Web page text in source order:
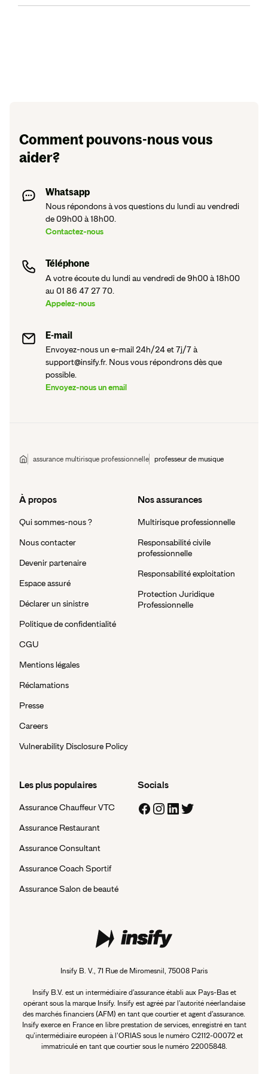
Comment pouvons-nous vous
aider?
Whatsapp
Nous répondons à vos questions du lundi au vendredi
de 09h00 à 18h00.
Contactez-nous
Téléphone
A votre écoute du lundi au vendredi de 9h00 à 18h00
au 01 86 47 27 70.
Appelez-nous
E-mail
Envoyez-nous un e-mail 24h/24 et 7j/7 à
support@insify.fr. Nous vous répondrons dès que
possible.
Envoyez-nous un email
assurance multirisque professionnelle professeur de musique
À propos
Qui sommes-nous ?
Nous contacter
Devenir partenaire
Espace assuré
Déclarer un sinistre
Politique de confidentialité
CGU
Mentions légales
Réclamations
Presse
Careers
Vulnerability Disclosure Policy
Nos assurances
Multirisque professionnelle
Responsabilité civile
professionnelle
Responsabilité exploitation
Protection Juridique
Professionnelle
Les plus populaires
Assurance Chauffeur VTC
Assurance Restaurant
Assurance Consultant
Assurance Coach Sportif
Assurance Salon de beauté
Socials
Insify B. V., 71 Rue de Miromesnil, 75008 Paris
Insify B.V. est un intermédiaire d’assurance établi aux Pays-Bas et
opérant sous la marque Insify. Insify est agréé par l’autorité néerlandaise
des marchés financiers (AFM) en tant que courtier et agent d’assurance.
Insify exerce en France en libre prestation de services, enregistré en tant
qu’intermédiaire européen à l’ORIAS sous le numéro C2112-00072 et
immatriculé en tant que courtier sous le numéro 22005848.